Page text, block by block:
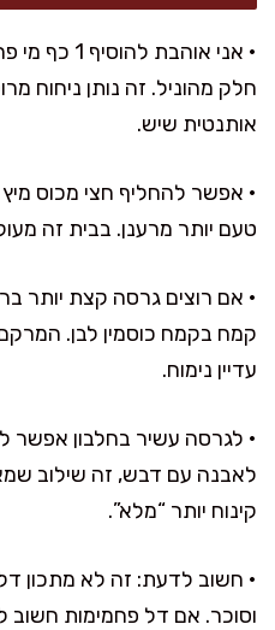
• אני
חלק מהוניל. זה נותן ניחוח
אותנטית שיש.
• אפשר להחליף חצי מכוס
טעם יותר מרענן. בבית זה
קמח בקמח כוסמין לבן.
עדיין נימוח.
• לגרסה עשיר בחלבון אפשר
לאבנה עם דבש, זה שילוב
קינוח יותר “מלא”.
• חשוב לדעת: זה לא מתכון
וסוכר. אם דל פחמימות